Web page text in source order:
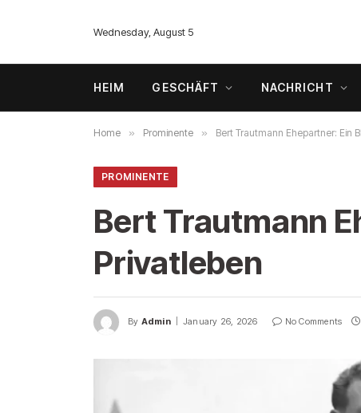
Wednesday, August 5
HEIM GESCHÄFT NACHRICHT
Home » Prominente » Bert Trautmann Ehepartner: Ein
PROMINENTE
Bert Trautmann
Privatleben
By Admin January 26, 2026 No Comments